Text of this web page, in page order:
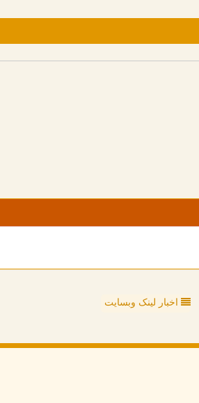
اخبار لینک وبسایت